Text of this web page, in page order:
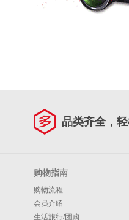
品类齐全，
购物指南
购物流程
会员介绍
生活旅行/团购